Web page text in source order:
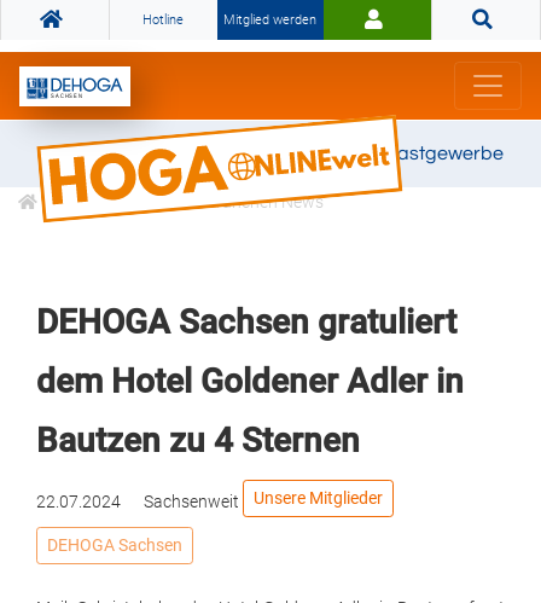
Hotline Mitglied werden
Gemeinsam stark für das Gastgewerbe
Informationen Branchen News
DEHOGA Sachsen gratuliert
dem Hotel Goldener Adler in
Bautzen zu 4 Sternen
22.07.2024 Sachsenweit Unsere Mitglieder
DEHOGA Sachsen